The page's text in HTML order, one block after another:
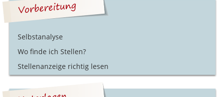
Selbstanalyse
Wo finde ich Stellen?
Stellenanzeige richtig lesen